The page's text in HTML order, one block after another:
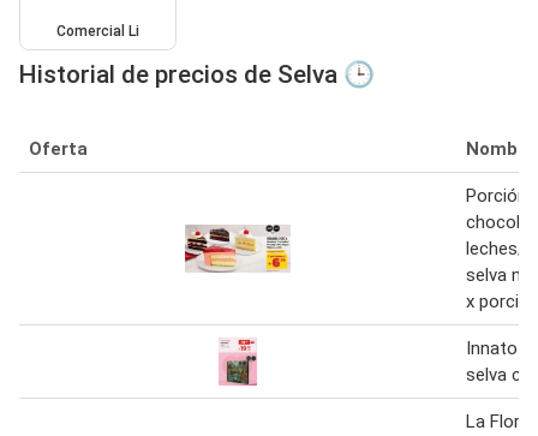
Comercial Li
Historial de precios de Selva 🕒
Oferta Nombre
Porción
leches/
selva
x porción
Innato
selva
La